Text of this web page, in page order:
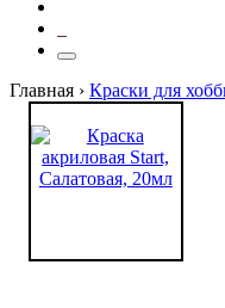
Главная › Краски для